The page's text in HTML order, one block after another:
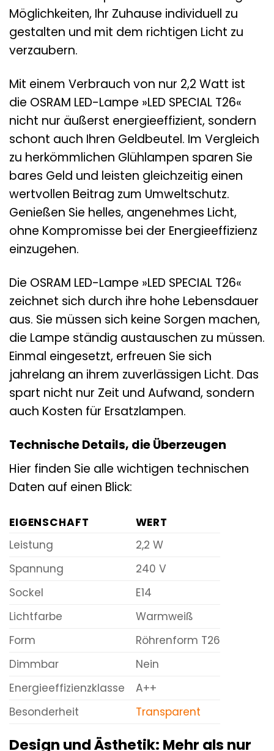
Möglichkeiten, Ihr Zuhause individuell zu
gestalten und mit dem richtigen Licht zu
verzaubern.
Mit einem Verbrauch von nur 2,2 Watt ist
die OSRAM LED-Lampe »LED SPECIAL T26«
nicht nur äußerst energieeffizient, sondern
schont auch Ihren Geldbeutel. Im Vergleich
zu herkömmlichen Glühlampen sparen Sie
bares Geld und leisten gleichzeitig einen
wertvollen Beitrag zum Umweltschutz.
Genießen Sie helles, angenehmes Licht,
ohne Kompromisse bei der Energieeffizienz
einzugehen.
Die OSRAM LED-Lampe »LED SPECIAL T26«
zeichnet sich durch ihre hohe Lebensdauer
aus. Sie müssen sich keine Sorgen machen,
die Lampe ständig austauschen zu müssen.
Einmal eingesetzt, erfreuen Sie sich
jahrelang an ihrem zuverlässigen Licht. Das
spart nicht nur Zeit und Aufwand, sondern
auch Kosten für Ersatzlampen.
Technische Details, die Überzeugen
Hier finden Sie alle wichtigen technischen
Daten auf einen Blick:
EIGENSCHAFT
WERT
Leistung
2,2 W
Spannung
240 V
Sockel
E14
Lichtfarbe
Warmweiß
Form
Röhrenform T26
Dimmbar
Nein
Energieeffizienzklasse
A++
Besonderheit
Transparent
Design und Ästhetik: Mehr als nur